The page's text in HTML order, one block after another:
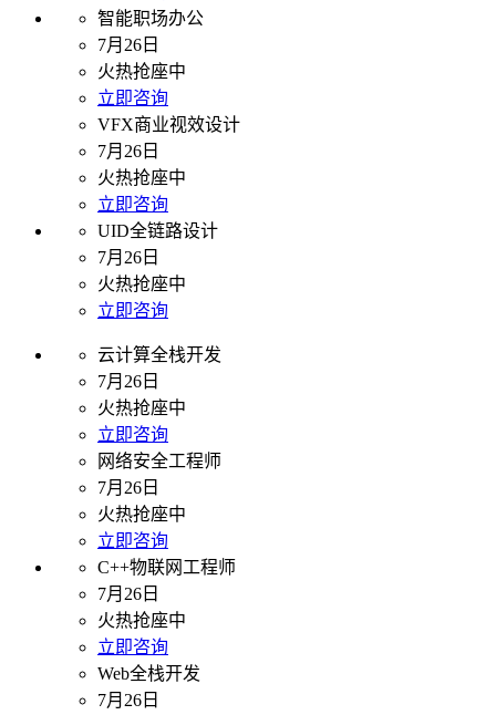
智能职场办公
7月26日
火热抢座中
立即咨询
VFX商业视效设计
7月26日
火热抢座中
立即咨询
UID全链路设计
7月26日
火热抢座中
立即咨询
云计算全栈开发
7月26日
火热抢座中
立即咨询
网络安全工程师
7月26日
火热抢座中
立即咨询
C++物联网工程师
7月26日
火热抢座中
立即咨询
Web全栈开发
7月26日